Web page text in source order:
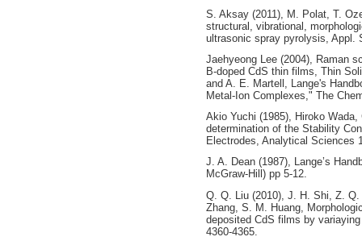
S. Aksay (2011), M. Polat, T.
structural, vibrational,
ultrasonic spray pyrolysis, Appl.
Jaehyeong Lee (2004), Raman
B-doped CdS thin films, Thin
and A. E. Martell, Lange's
Metal-Ion Complexes," The
Akio Yuchi (1985), Hiroko
determination of the Stability
Electrodes, Analytical Sciences
J. A. Dean (1987), Lange’s
McGraw-Hill) pp 5-12.
Q. Q. Liu (2010), J. H. Shi, Z.
Zhang, S. M. Huang,
deposited CdS films by
4360-4365.